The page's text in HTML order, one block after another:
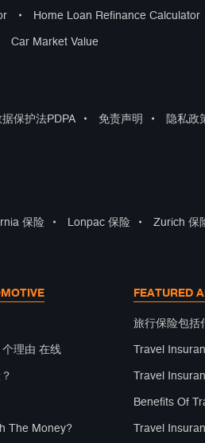
• Home Loan Refinance Calculator
Car Market Value
保护法PDPA • 免责声明 • 隐私政
保险 • Lonpac 保险 • Zurich 保
理由 在线
The Money?
FEATURED
旅行保险包括
Travel
Travel
Benefits Of
Travel